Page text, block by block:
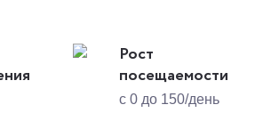
Рост
посещаемости
с 0 до 150/день